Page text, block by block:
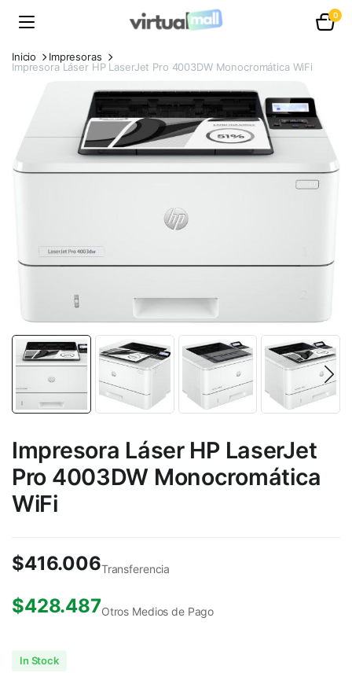
0
Inicio
Impresoras
Impresora Láser HP LaserJet Pro 4003DW Monocromática WiFi
Impresora Láser HP LaserJet
Pro 4003DW Monocromática
WiFi
$416.006Transferencia
$428.487Otros Medios de Pago
In Stock